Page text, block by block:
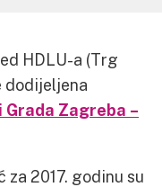
HDLU-a (Trg
dodijeljena
Zagreba –
2017. godinu su